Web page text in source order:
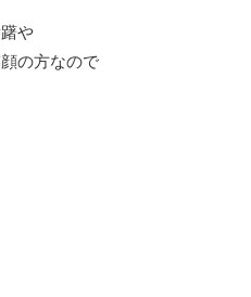
や
の方なので